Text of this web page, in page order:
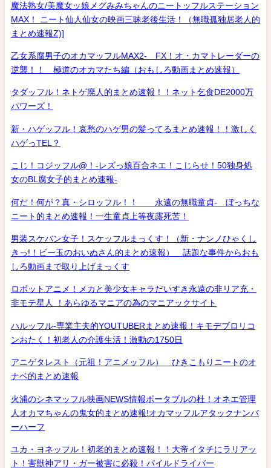
魔法熟女/美魔女ッ娘メグみみちゃんのニートッフルステーション
MAX！ ニート仙人仙女の映画三昧老後生活！（無職孤独居老人的
まとめ速報Z)]
乙女系腐男子のオカマッフルMAX2- FX！オ・カマトレーダーの
逆襲！！ 極道のオカマたち編（おもしろ動画まとめ速報）
タダッフル！ネトゲ廃人的まとめ速報！！ネット乞食DE2000万
パワーズ！
新・ハゲッフル！哀愁のハゲ男の髪ってるまとめ速報！！激しく
ハゲっTEL？
こじ！コジッフル@！-レズっ娘百合ネエ！こじらせ！50独身処
女のBL腐女子的まとめ速報-
何だ！何が？真・シロッフル！！ 永遠の無職童貞- ぼっちな
ニート的まとめ速報！一生童貞上等夜露死苦！
男装スケバン女子！スケッフルまっくす！（新・ナンノひゃくし
きっ!！ビー玉のおいぬさん的まとめ速報） 話題な事件からおも
しろ動画まで取り上げまっくす
ロボットアニメ！メカと美少女キャラだいすき永遠の非リア充・
非モテ星人 ！あらゆるマニアの為のマニアックサイト
ハルッフル-専業主夫的YOUTUBERまとめ速報！キモデブロリコ
ンおたく！初老人の介護生活！激動の1750日
アニゲタレスト（元祖！アニメッフル） ひきこもりニートのオ
ナベ的まとめ速報
火浦のシネマッフル映画NEWS情報ポータブルの杜！オネエ管理
人オカマちゃんの鬼女的まとめ速報!オカマッフルアタックナンバ
ーハーフ
ユカ・ヨネッフル！初老的まとめ速報！！大帝イタチにラリアッ
ト！害獣神アリ・ガー被害に必殺！パイルドライバー